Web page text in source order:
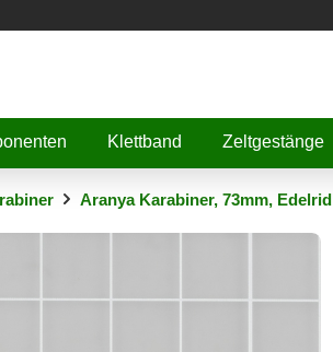
Klettband Zeltgestänge
Aranya Karabiner, 73mm, Edelrid